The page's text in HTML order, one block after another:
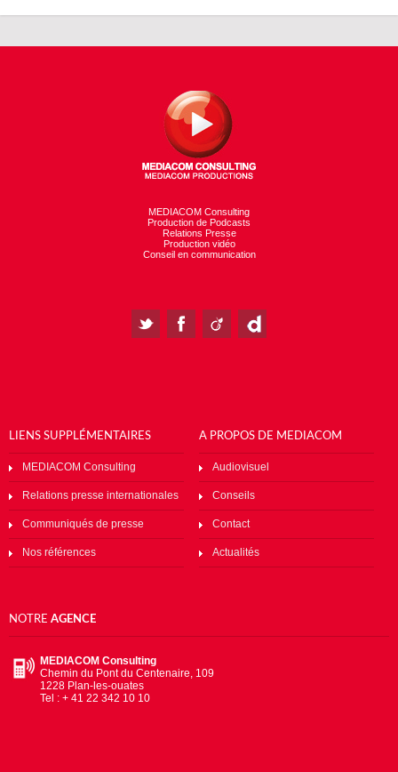
MEDIACOM Consulting
Production de Podcasts
Relations Presse
Production vidéo
Conseil en communication
LIENS SUPPLÉMENTAIRES
MEDIACOM Consulting
Relations presse internationales
Communiqués de presse
Nos références
A PROPOS DE MEDIACOM
Audiovisuel
Conseils
Contact
Actualités
NOTRE AGENCE
MEDIACOM Consulting
Chemin du Pont du Centenaire, 109
1228 Plan-les-ouates
Tel : + 41 22 342 10 10